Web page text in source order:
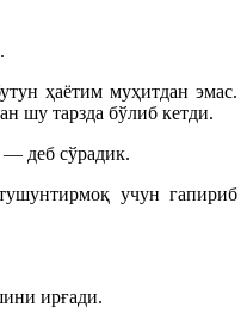
ҳаётим муҳитдан эмас.
шу тарзда бўлиб кетди.
деб сўрадик.
учун гапириб
ирғади.